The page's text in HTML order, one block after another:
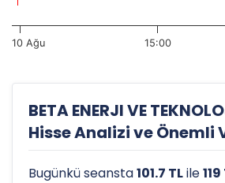
10 Ağu 15:00
BETA ENERJI VE
Hisse Analizi ve Önemli
Bugünkü seansta101.7 TLile